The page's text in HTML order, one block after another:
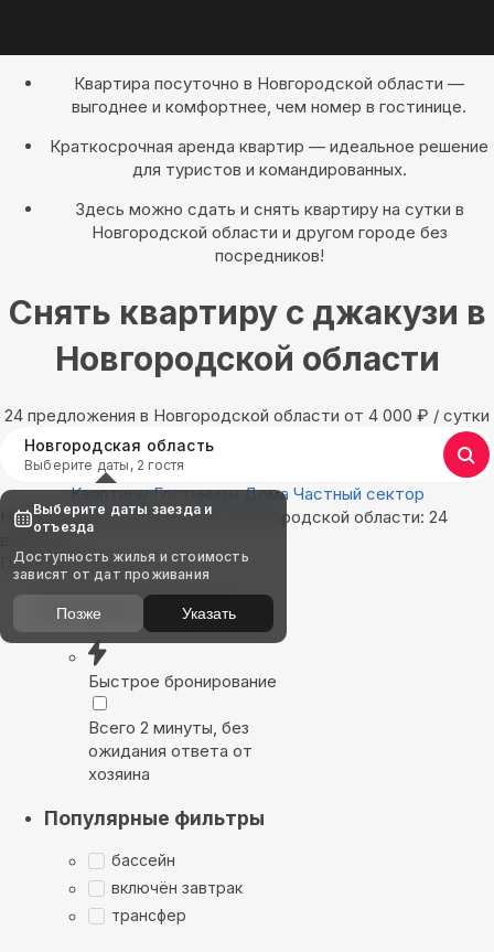
Квартира посуточно в Новгородской области —
выгоднее и комфортнее, чем номер в гостинице.
Краткосрочная аренда квартир — идеальное решение
для туристов и командированных.
Здесь можно сдать и снять квартиру на сутки в
Новгородской области и другом городе без
посредников!
Снять квартиру с джакузи в
Новгородской области
24 предложения в Новгородской области oт 4 000 ₽ / сутки
Новгородская область
Выберите даты, 2 гостя
Квартиры Гостиницы Дома Частный сектор
Найдём, где остановиться в Новгородской области: 24
Показать на карте
Выбирайте лучшее
Быстрое бронирование
Всего 2 минуты, без
ожидания ответа от
хозяина
Популярные фильтры
бассейн
включён завтрак
трансфер
Выберите даты заезда и
отъезда
Доступность жилья и стоимость
зависят от дат проживания
Позже Указать